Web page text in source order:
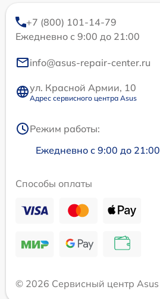
+7 (800) 101-14-79
Ежедневно с 9:00 до 21:00
info@asus-repair-center.ru
ул. Красной Армии, 10
Адрес сервисного центра Asus
Режим работы:
Ежедневно с 9:00 до 21:00
Способы оплаты
© 2026 Сервисный центр Asus